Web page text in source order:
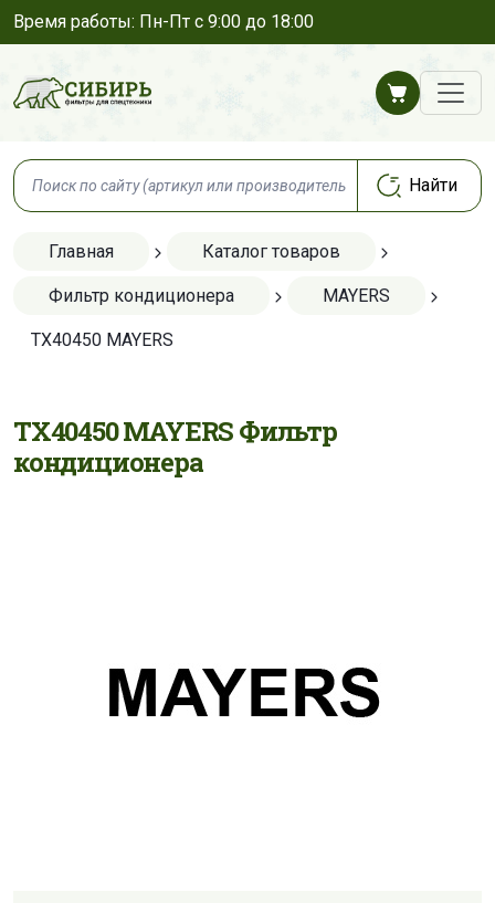
Время работы: Пн-Пт с 9:00 до 18:00
Главная Каталог товаров
Фильтр кондиционера MAYERS
TX40450 MAYERS
TX40450 MAYERS Фильтр
кондиционера